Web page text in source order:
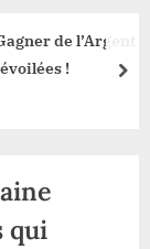
de l’Argent
!
qui